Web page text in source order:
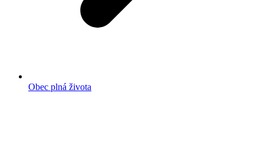
Obec plná života